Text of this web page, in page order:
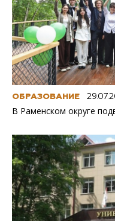
ОБРАЗОВАНИЕ
В Раменском округе